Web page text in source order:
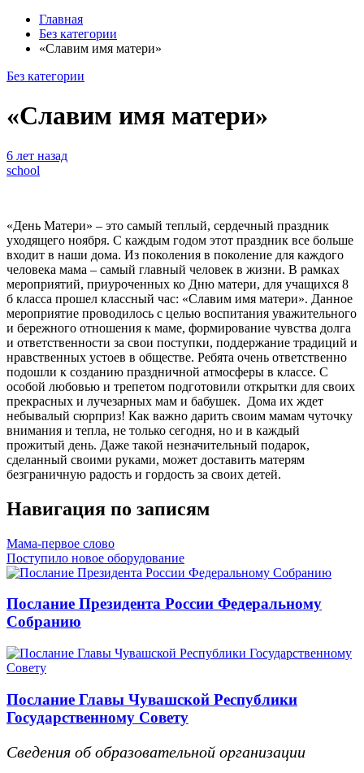
Главная
Без категории
«Славим имя матери»
Без категории
«Славим имя матери»
6 лет назад
school
«День Матери» – это самый теплый, сердечный праздник
уходящего ноября. С каждым годом этот праздник все больше
входит в наши дома. Из поколения в поколение для каждого
человека мама – самый главный человек в жизни. В рамках
мероприятий, приуроченных ко Дню матери, для учащихся 8
б класса прошел классный час: «Славим имя матери». Данное
мероприятие проводилось с целью воспитания уважительного
и бережного отношения к маме, формирование чувства долга
и ответственности за свои поступки, поддержание традиций и
нравственных устоев в обществе. Ребята очень ответственно
подошли к созданию праздничной атмосферы в классе. С
особой любовью и трепетом подготовили открытки для своих
прекрасных и лучезарных мам и бабушек. Дома их ждет
небывалый сюрприз! Как важно дарить своим мамам чуточку
внимания и тепла, не только сегодня, но и в каждый
прожитый день. Даже такой незначительный подарок,
сделанный своими руками, может доставить матерям
безграничную радость и гордость за своих детей.
Навигация по записям
Мама-первое слово
Поступило новое оборудование
Послание Президента России Федеральному
Собранию
Послание Главы Чувашской Республики
Государственному Совету
Сведения об образовательной организации